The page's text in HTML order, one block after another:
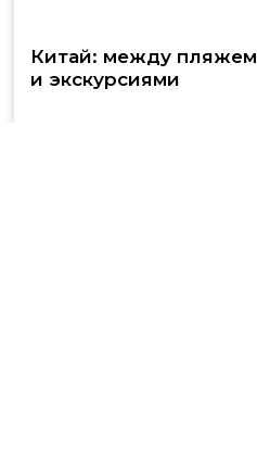
Китай: между пляжем
и экскурсиями